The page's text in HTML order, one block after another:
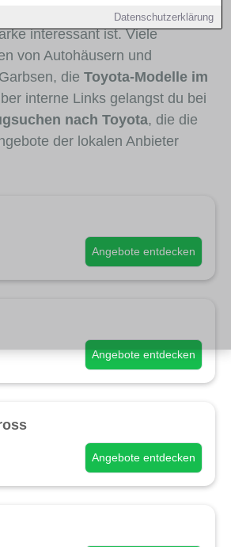
Datenschutzerklärung
sind und für welche
interessant ist. Viele
von Autohäusern und
die Toyota-Modelle im
interne Links gelangst du bei
nach Toyota, die die
der lokalen Anbieter
Angebote entdecken
Angebote entdecken
Angebote entdecken